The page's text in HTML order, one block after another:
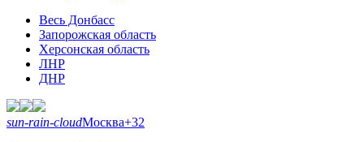
Весь Донбасс
Запорожская область
Херсонская область
ЛНР
ДНР
sun-rain-cloudМосква+32